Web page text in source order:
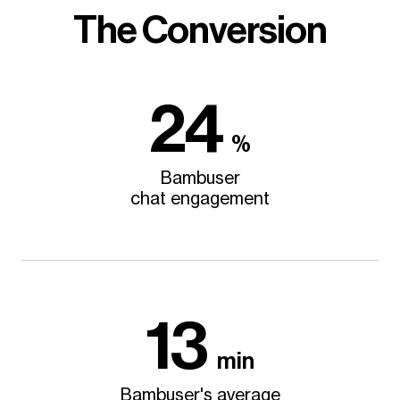
The Conversion
24 %
Bambuser
chat engagement
13 min
Bambuser's average